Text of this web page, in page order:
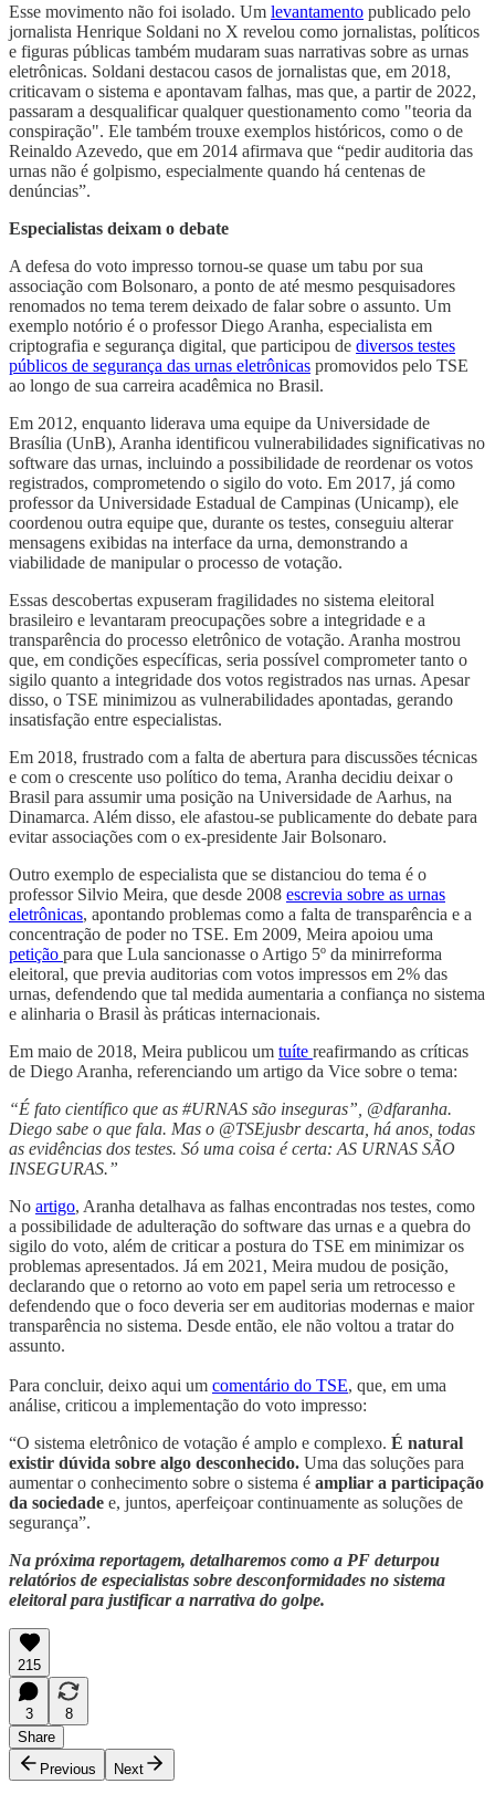
Esse movimento não foi isolado. Um levantamento publicado pelo
jornalista Henrique Soldani no X revelou como jornalistas, políticos
e figuras públicas também mudaram suas narrativas sobre as urnas
eletrônicas. Soldani destacou casos de jornalistas que, em 2018,
criticavam o sistema e apontavam falhas, mas que, a partir de 2022,
passaram a desqualificar qualquer questionamento como "teoria da
conspiração". Ele também trouxe exemplos históricos, como o de
Reinaldo Azevedo, que em 2014 afirmava que “pedir auditoria das
urnas não é golpismo, especialmente quando há centenas de
denúncias”.
Especialistas deixam o debate
A defesa do voto impresso tornou-se quase um tabu por sua
associação com Bolsonaro, a ponto de até mesmo pesquisadores
renomados no tema terem deixado de falar sobre o assunto. Um
exemplo notório é o professor Diego Aranha, especialista em
criptografia e segurança digital, que participou de diversos testes
públicos de segurança das urnas eletrônicas promovidos pelo TSE
ao longo de sua carreira acadêmica no Brasil.
Em 2012, enquanto liderava uma equipe da Universidade de
Brasília (UnB), Aranha identificou vulnerabilidades significativas no
software das urnas, incluindo a possibilidade de reordenar os votos
registrados, comprometendo o sigilo do voto. Em 2017, já como
professor da Universidade Estadual de Campinas (Unicamp), ele
coordenou outra equipe que, durante os testes, conseguiu alterar
mensagens exibidas na interface da urna, demonstrando a
viabilidade de manipular o processo de votação.
Essas descobertas expuseram fragilidades no sistema eleitoral
brasileiro e levantaram preocupações sobre a integridade e a
transparência do processo eletrônico de votação. Aranha mostrou
que, em condições específicas, seria possível comprometer tanto o
sigilo quanto a integridade dos votos registrados nas urnas. Apesar
disso, o TSE minimizou as vulnerabilidades apontadas, gerando
insatisfação entre especialistas.
Em 2018, frustrado com a falta de abertura para discussões técnicas
e com o crescente uso político do tema, Aranha decidiu deixar o
Brasil para assumir uma posição na Universidade de Aarhus, na
Dinamarca. Além disso, ele afastou-se publicamente do debate para
evitar associações com o ex-presidente Jair Bolsonaro.
Outro exemplo de especialista que se distanciou do tema é o
professor Silvio Meira, que desde 2008 escrevia sobre as urnas
eletrônicas, apontando problemas como a falta de transparência e a
concentração de poder no TSE. Em 2009, Meira apoiou uma
petição para que Lula sancionasse o Artigo 5º da minirreforma
eleitoral, que previa auditorias com votos impressos em 2% das
urnas, defendendo que tal medida aumentaria a confiança no sistema
e alinharia o Brasil às práticas internacionais.
Em maio de 2018, Meira publicou um tuíte reafirmando as críticas
de Diego Aranha, referenciando um artigo da Vice sobre o tema:
“É fato científico que as #URNAS são inseguras”, @dfaranha.
Diego sabe o que fala. Mas o @TSEjusbr descarta, há anos, todas
as evidências dos testes. Só uma coisa é certa: AS URNAS SÃO
INSEGURAS.”
No artigo, Aranha detalhava as falhas encontradas nos testes, como
a possibilidade de adulteração do software das urnas e a quebra do
sigilo do voto, além de criticar a postura do TSE em minimizar os
problemas apresentados. Já em 2021, Meira mudou de posição,
declarando que o retorno ao voto em papel seria um retrocesso e
defendendo que o foco deveria ser em auditorias modernas e maior
transparência no sistema. Desde então, ele não voltou a tratar do
assunto.
Para concluir, deixo aqui um comentário do TSE, que, em uma
análise, criticou a implementação do voto impresso:
“O sistema eletrônico de votação é amplo e complexo. É natural
existir dúvida sobre algo desconhecido. Uma das soluções para
aumentar o conhecimento sobre o sistema é ampliar a participação
da sociedade e, juntos, aperfeiçoar continuamente as soluções de
segurança”.
Na próxima reportagem, detalharemos como a PF deturpou
relatórios de especialistas sobre desconformidades no sistema
eleitoral para justificar a narrativa do golpe.
215
3
8
Share
Previous
Next